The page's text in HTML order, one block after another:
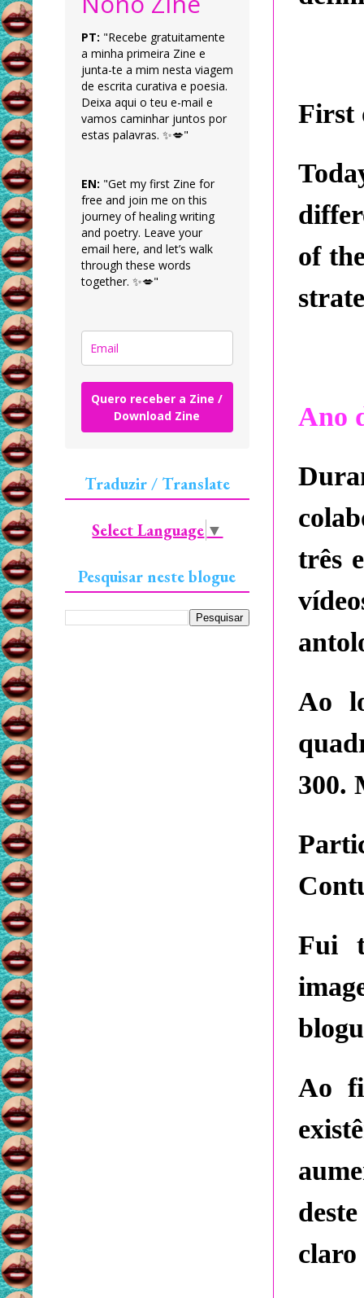
First
of
Ano
três
Ao
300.
Fui
Ao
claro
PT: "Recebe gratuitamente
a minha primeira Zine e
junta-te a mim nesta viagem
de escrita curativa e poesia.
Deixa aqui o teu e-mail e
vamos caminhar juntos por
estas palavras. ✨💋"
EN: "Get my first Zine for
free and join me on this
journey of healing writing
and poetry. Leave your
email here, and let’s walk
through these words
together. ✨💋"
Quero receber a Zine /
Download Zine
Traduzir / Translate
Select Language ▼
Pesquisar neste blogue